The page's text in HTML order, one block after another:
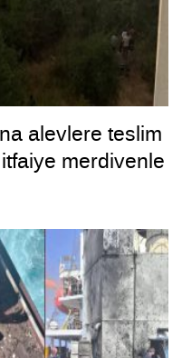
alevlere teslim
merdivenle